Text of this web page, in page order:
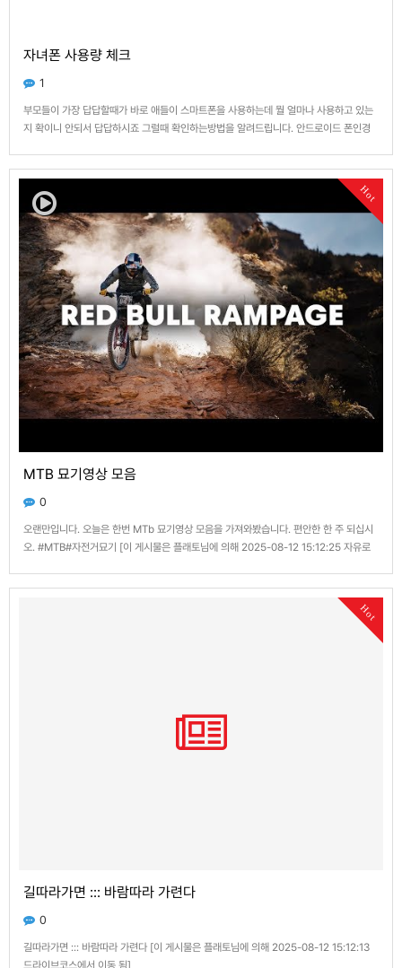
자녀폰 사용량 체크
1
부모들이 가장 답답할때가 바로 애들이 스마트폰을 사용하는데 뭘 얼마나 사용하고 있는
지 확이니 안되서 답답하시죠 그럴때 확인하는방법을 알려드립니다. 안드로이드 폰인경
이타를 어떤…
Hot
MTB 묘기영상 모음
0
오랜만입니다. 오늘은 한번 MTb 묘기영상 모음을 가져와봤습니다. 편안한 한 주 되십시
오. #MTB#자전거묘기 [이 게시물은 플래토님에 의해 2025-08-12 15:12:25 자유로
Hot
길따라가면 ::: 바람따라 가련다
0
길따라가면 ::: 바람따라 가련다 [이 게시물은 플래토님에 의해 2025-08-12 15:12:13
드라이브코스에서 이동 됨]